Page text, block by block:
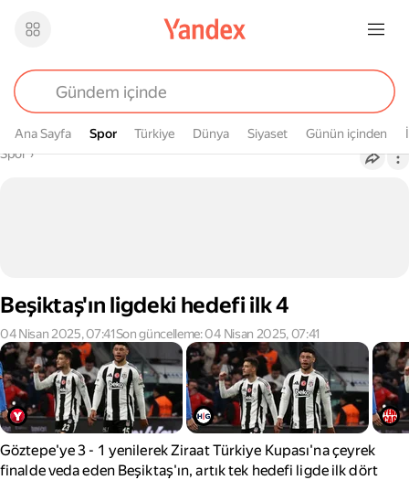
Ana Sayfa Spor
Spor Türkiye Dünya Siyaset Günün içinden
Buradasın
Spor›
Beşiktaş'ın ligdeki hedefi ilk 4
04 Nisan 2025, 07:41Son güncelleme: 04 Nisan 2025, 07:41
Göztepe'ye 3 - 1 yenilerek Ziraat Türkiye Kupası'na çeyrek
finalde veda eden Beşiktaş'ın, artık tek hedefi ligde ilk dört